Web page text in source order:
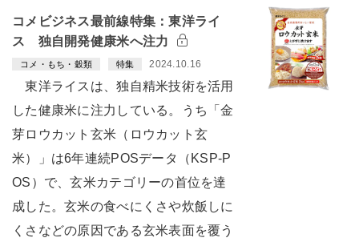
コメビジネス最前線特集：東洋ライ
ス 独自開発健康米へ注力
コメ・もち・穀類 特集 2024.10.16
東洋ライスは、独自精米技術を活用
した健康米に注力している。うち「金
芽ロウカット玄米（ロウカット玄
米）」は6年連続POSデータ（KSP-P
OS）で、玄米カテゴリーの首位を達
成した。玄米の食べにくさや炊飯しに
くさなどの原因である玄米表面を覆う